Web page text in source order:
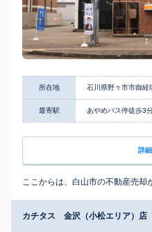
所在地 石川県野々市市御経
最寄駅 あやめバス停徒歩3
詳
ここからは、白山市の不動産売却
カチタス 金沢（小松エリア）店